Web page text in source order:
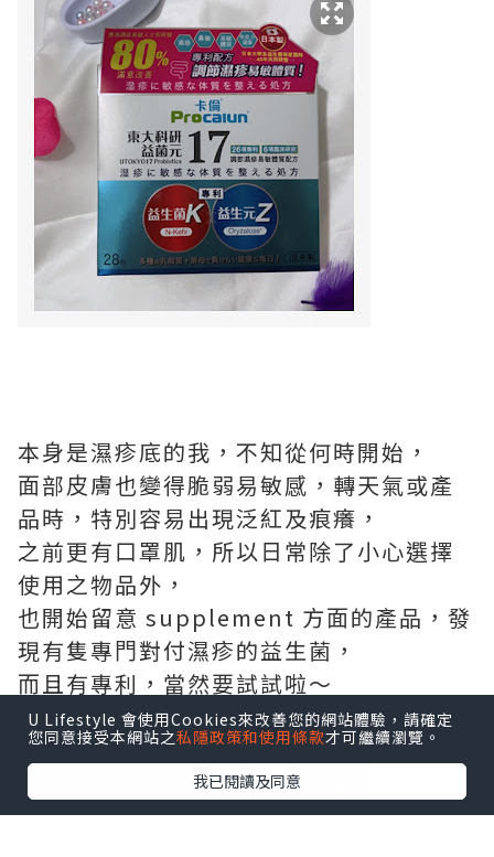
本⾝是濕疹底的我，不知從何時開始，
⾯部⽪膚也變得脆弱易敏感，轉天氣或產
品時，特別容易出現泛紅及痕癢，
之前更有⼝罩肌，所以⽇常除了⼩⼼選擇
使⽤之物品外，
也開始留意 supplement ⽅⾯的產品，發
現有隻專⾨對付濕疹的益⽣菌，
⽽且有專利，當然要試試啦～
U Lifestyle 會使用Cookies來改善您的網站體驗，請確定
您同意接受本網站之私隱政策和使用條款才可繼續瀏覽。
我已閱讀及同意